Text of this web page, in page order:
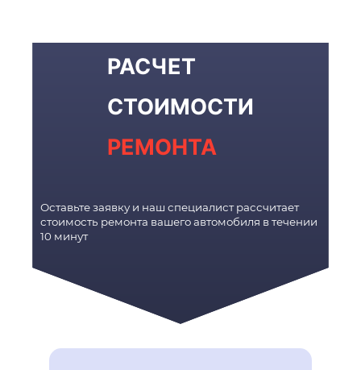
РАСЧЕТ
СТОИМОСТИ
РЕМОНТА
Оставьте заявку и наш специалист рассчитает
стоимость ремонта вашего автомобиля в течении
10 минут